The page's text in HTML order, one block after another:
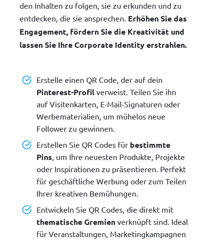
den Inhalten zu folgen, sie zu erkunden und zu
entdecken, die sie ansprechen. Erhöhen Sie das
Engagement, fördern Sie die Kreativität und
lassen Sie Ihre Corporate Identity erstrahlen.
Erstelle einen QR Code, der auf dein
Pinterest-Profil verweist. Teilen Sie ihn
auf Visitenkarten, E-Mail-Signaturen oder
Werbematerialien, um mühelos neue
Follower zu gewinnen.
Erstellen Sie QR Codes für bestimmte
Pins, um Ihre neuesten Produkte, Projekte
oder Inspirationen zu präsentieren. Perfekt
für geschäftliche Werbung oder zum Teilen
Ihrer kreativen Bemühungen.
Entwickeln Sie QR Codes, die direkt mit
thematische Gremien verknüpft sind. Ideal
für Veranstaltungen, Marketingkampagnen